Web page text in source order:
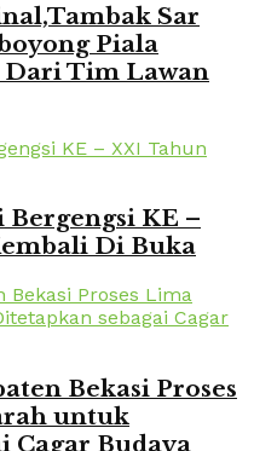
Sar
Piala
Dari Tim Lawan
KE –
Di Buka
Bekasi Proses
untuk
Cagar Budaya